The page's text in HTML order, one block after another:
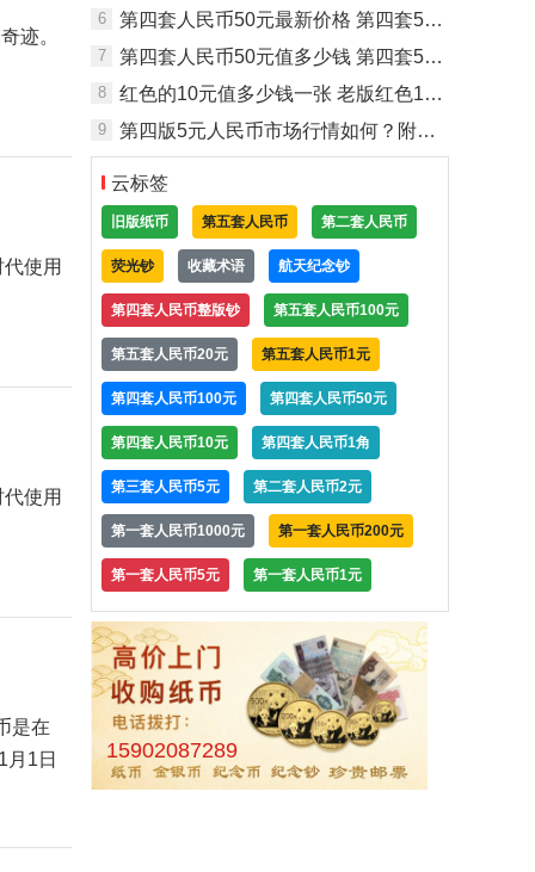
迹。
使用
使用
是在
1日
6 第四套人民币50元最新价格 第四套50元纸币价格
7 第四套人民币50元值多少钱 第四套50元价格最新
8 红色的10元值多少钱一张 老版红色10元价格表及图片
9 第四版5元人民币市场行情如何？附第四版5元人民币价格详情
云标签
旧版纸币 第五套人民币 第二套人民币
荧光钞 收藏术语 航天纪念钞
第四套人民币整版钞 第五套人民币100元
第五套人民币20元 第五套人民币1元
第四套人民币100元 第四套人民币50元
第四套人民币10元 第四套人民币1角
第三套人民币5元 第二套人民币2元
第一套人民币1000元 第一套人民币200元
第一套人民币5元 第一套人民币1元
15902087289